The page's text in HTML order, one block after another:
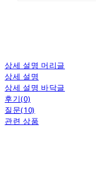
상세 설명 머리글
상세 설명
상세 설명 바닥글
후기(0)
질문(10)
관련 상품